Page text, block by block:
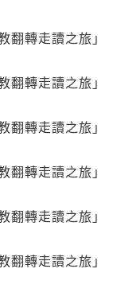
翻轉走讀之旅」
翻轉走讀之旅」
翻轉走讀之旅」
翻轉走讀之旅」
翻轉走讀之旅」
翻轉走讀之旅」